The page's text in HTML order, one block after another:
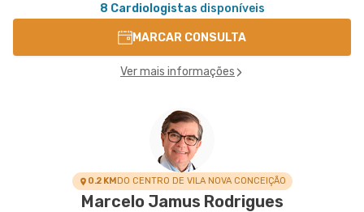
8 Cardiologistas disponíveis
MARCAR CONSULTA
Ver mais informações
0.2 KMDO CENTRO DE VILA NOVA CONCEIÇÃO
Marcelo Jamus Rodrigues